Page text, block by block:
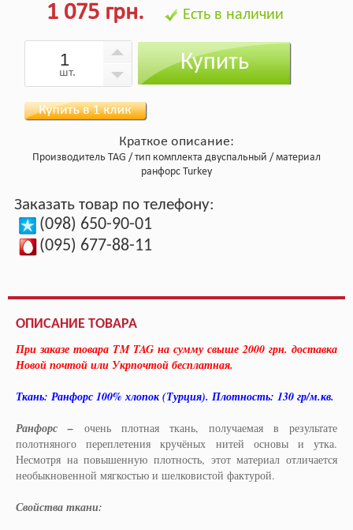
1 075 грн. Есть в наличии
шт. Купить
Краткое описание:
Производитель TAG тип комплекта двуспальный
материал
ранфорс Turkey
Заказать товар по телефону:
(098) 650-90-01
(095) 677-88-11
ОПИСАНИЕ ТОВАРА
При заказе товара TM TAG на сумму свыше 2000 грн. доставка
Новой почтой или Укрпочтой бесплатная.
Ткань: Ранфорс 100% хлопок (Турция). Плотность: 130 гр/м.кв.
Ранфорс – очень плотная ткань, получаемая в результате
полотняного переплетения кручёных нитей основы и утка.
Несмотря на повышенную плотность, этот материал отличается
необыкновенной мягкостью и шелковистой фактурой.
Свойства ткани: